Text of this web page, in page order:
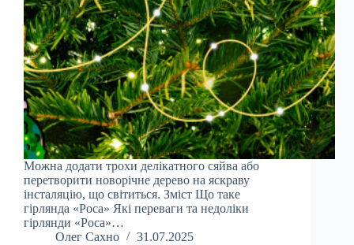
Можна додати трохи делікатного сяйва або
перетворити новорічне дерево на яскраву
інсталяцію, що світиться. Зміст Що таке
гірлянда «Роса» Які переваги та недоліки
гірлянди «Роса»…
Олег Сахно
31.07.2025